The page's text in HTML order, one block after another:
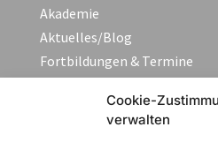
Cookie-
verwalten
Akademie
Aktuelles/Blog
Fortbildungen & Termine